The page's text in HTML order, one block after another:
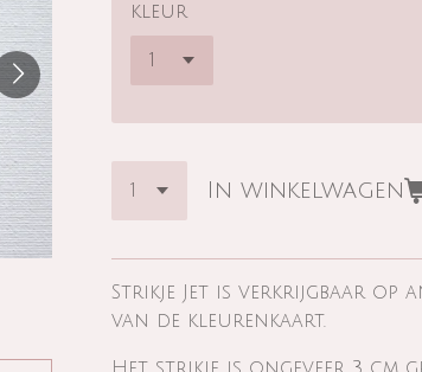
kleur
In winkelwagen
Strikje Jet is verkrijgbaar op
van de kleurenkaart.